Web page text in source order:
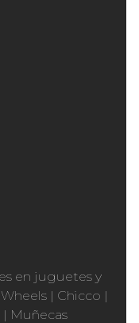
en juguetes y
| Chicco |
| Muñecas